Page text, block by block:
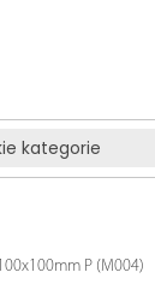
kategorie
P (M004)